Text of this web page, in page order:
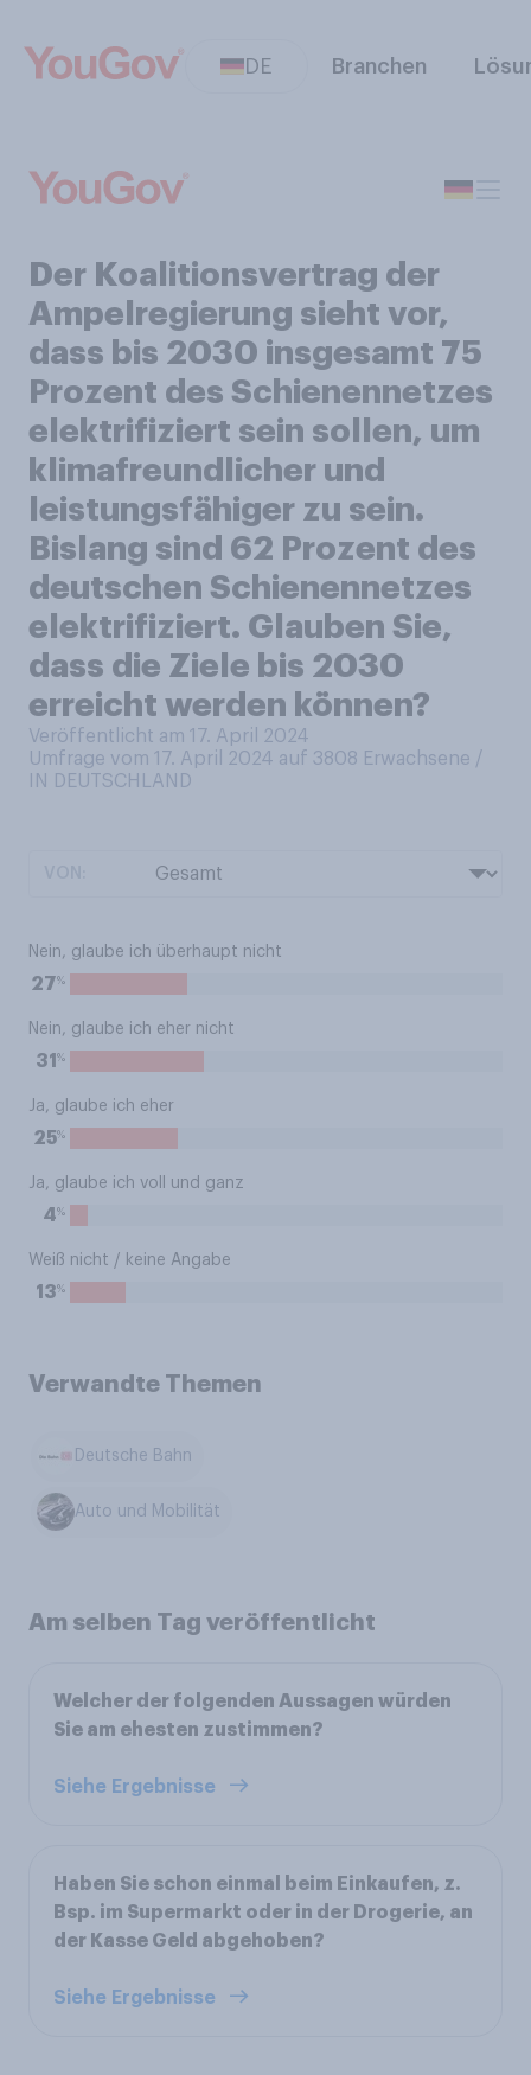
DE Branchen
Der Koalitionsvertrag der
Ampelregierung sieht vor,
dass bis 2030 insgesamt 75
Prozent des Schienennetzes
elektrifiziert sein sollen, um
klimafreundlicher und
leistungsfähiger zu sein.
Bislang sind 62 Prozent des
deutschen Schienennetzes
elektrifiziert. Glauben Sie,
dass die Ziele bis 2030
erreicht werden können?
Veröffentlicht am 17. April 2024
Umfrage vom 17. April 2024 auf 3808 Erwachsene /
IN DEUTSCHLAND
Nein, glaube ich überhaupt nicht
27%
Nein, glaube ich eher nicht
31 %
Ja, glaube ich eher
25%
Ja, glaube ich voll und ganz
4%
Weiß nicht / keine Angabe
13%
Verwandte Themen
Deutsche Bahn
Auto und Mobilität
Am selben Tag veröffentlicht
Welcher der folgenden Aussagen würden
Sie am ehesten zustimmen?
Siehe Ergebnisse
Haben Sie schon einmal beim Einkaufen, z.
Bsp. im Supermarkt oder in der Drogerie, an
der Kasse Geld abgehoben?
Siehe Ergebnisse